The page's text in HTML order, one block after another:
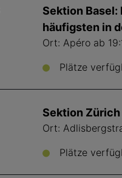
Sektion
häufigsten in
Ort: Apéro ab
Plätze
Sektion
Ort:
Plätze